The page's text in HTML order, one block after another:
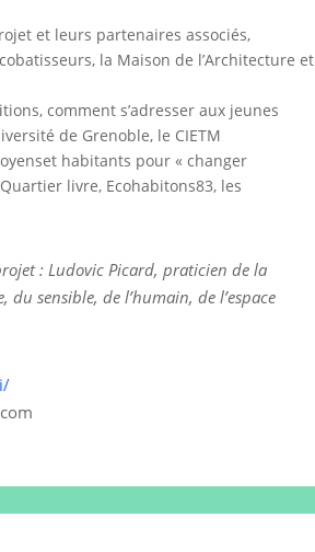
et leurs partenaires associés,
la Maison de l’Architecture et
comment s’adresser aux jeunes
de Grenoble, le CIETM
habitants pour « changer
livre, Ecohabitons83, les
: Ludovic Picard, praticien de la
sensible, de l’humain, de l’espace